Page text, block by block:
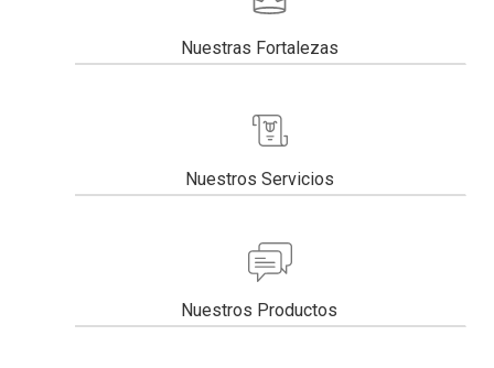
Nuestras Fortalezas
Nuestros Servicios
Nuestros Productos